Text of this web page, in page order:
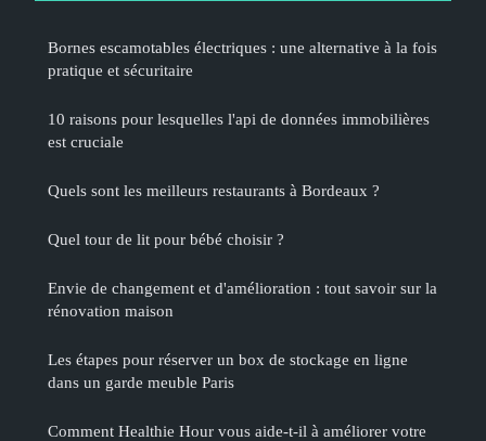
Bornes escamotables électriques : une alternative à la fois
pratique et sécuritaire
10 raisons pour lesquelles l'api de données immobilières
est cruciale
Quels sont les meilleurs restaurants à Bordeaux ?
Quel tour de lit pour bébé choisir ?
Envie de changement et d'amélioration : tout savoir sur la
rénovation maison
Les étapes pour réserver un box de stockage en ligne
dans un garde meuble Paris
Comment Healthie Hour vous aide-t-il à améliorer votre